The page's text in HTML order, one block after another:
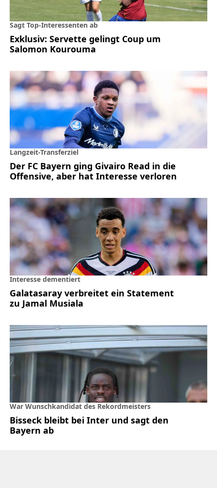
Sagt Top-Interessenten ab
Exklusiv: Servette gelingt Coup um
Salomon Kourouma
Langzeit-Transferziel
Der FC Bayern ging Givairo Read in die
Offensive, aber hat Interesse verloren
Interesse dementiert
Galatasaray verbreitet ein Statement
zu Jamal Musiala
War Wunschkandidat des Rekordmeisters
Bisseck bleibt bei Inter und sagt den
Bayern ab